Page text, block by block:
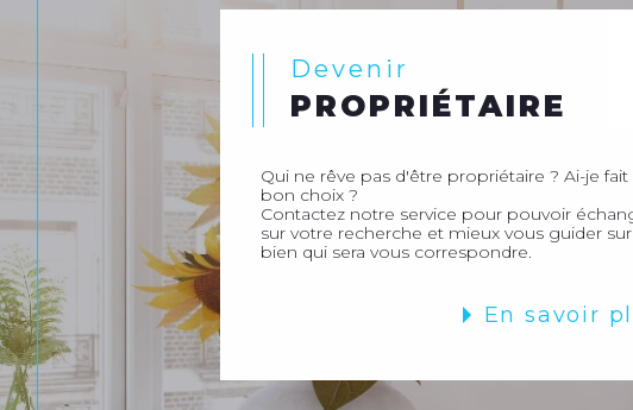
Devenir
PROPRIÉTAIRE
Qui ne rêve pas d'être propriétaire ? Ai-je fait
bon choix ?
Contactez notre service pour pouvoir
sur votre recherche et mieux vous guider
bien qui sera vous correspondre.
En savoir